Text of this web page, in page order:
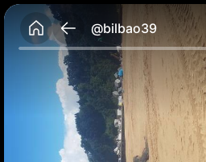
@bilbao39